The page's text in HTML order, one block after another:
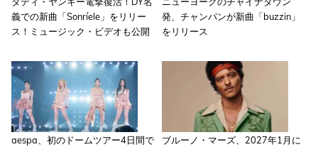
義での新曲「Sonríele」をリリー
ス！ミュージック・ビデオも公開
発、チャンパンが新曲「buzzin」
をリリース
aespa、初のドームツアー4日間で
ブルーノ・マーズ、2027年1月に